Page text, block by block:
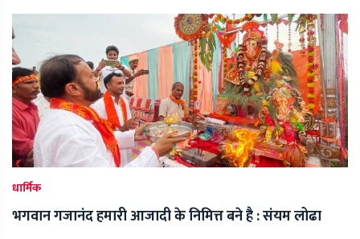
धार्मिक
भगवान गजानंद हमारी आजादी के निमित्त बने है : संयम लोढा